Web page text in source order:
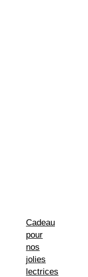
Cadeau
pour
nos
jolies
lectrices